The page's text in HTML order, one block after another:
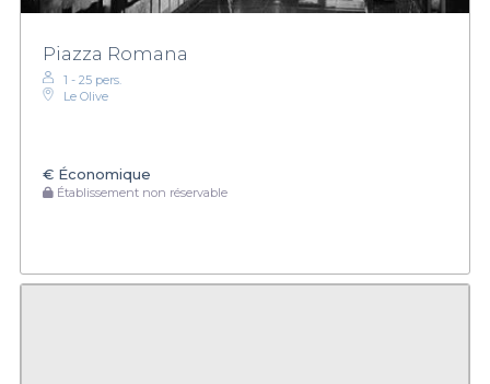
Piazza Romana
1 - 25 pers.
Le Olive
€ Économique
Établissement non réservable